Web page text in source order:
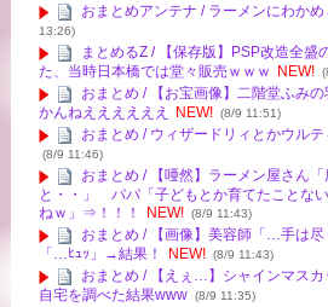
おまとめアンテナ / ラーメンにわか
13:26)
まとめるZ / 【保存版】PSP改造全
た、当時日本橋では堂々販売ｗｗｗ
NEW!
おまとめ / 【お宝画像】二階堂ふみ
かんねええええええ
NEW! (8/9 11:51)
おまとめ / ウィザードリィとかウル
(8/9 11:46)
おまとめ / 【唖然】ラーメン屋さん
と・・」 パパ「子どもとか育てたことな
ねｗ」⇒！！！
NEW! (8/9 11:43)
おまとめ / 【画像】美容師「…手は
「…ﾋｭｯ」→結果！
NEW! (8/9 11:43)
おまとめ / 【えぇ…】シャインマス
自宅を調べた結果www (8/9 11:35)